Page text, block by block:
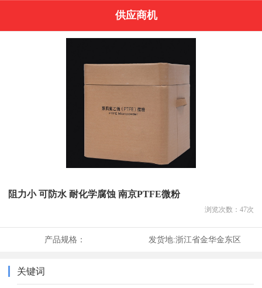
供应商机
阻力小 可防水 耐化学腐蚀 南京PTFE微粉
浏览次数： 47次
产品规格： 发货地:浙江省金华金东区
关键词